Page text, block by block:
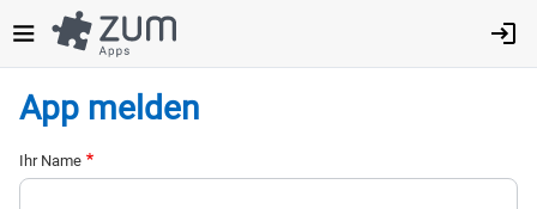
zum
Inhalt
App melden
Ihr Name